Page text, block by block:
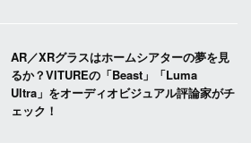
AR／XRグラスはホームシアターの夢を見
るか？VITUREの「Beast」「Luma
Ultra」をオーディオビジュアル評論家がチ
ェック！